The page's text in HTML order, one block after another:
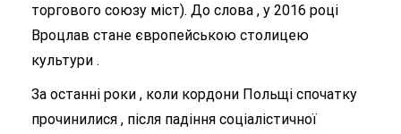
торгового союзу міст). До слова , у 2016 році
Вроцлав стане європейською столицею
культури .
За останні роки , коли кордони Польщі спочатку
прочинилися , після падіння соціалістичної